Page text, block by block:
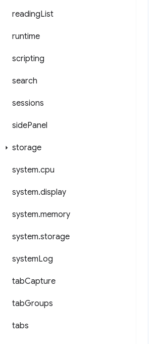
readingList
runtime
scripting
search
sessions
sidePanel
storage
system.cpu
system.display
system.memory
system.storage
systemLog
tabCapture
tabGroups
tabs